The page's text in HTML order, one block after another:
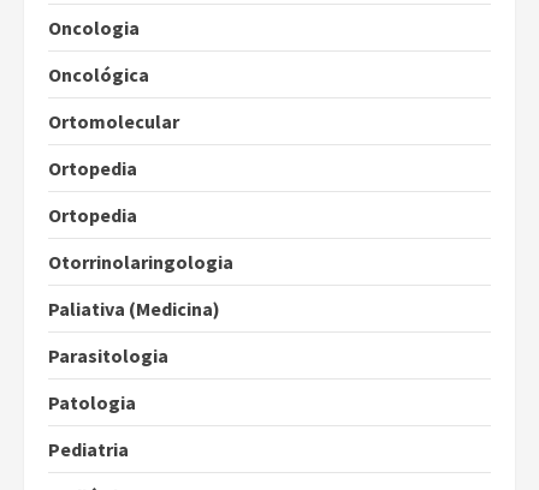
Oncologia
Oncológica
Ortomolecular
Ortopedia
Ortopedia
Otorrinolaringologia
Paliativa (Medicina)
Parasitologia
Patologia
Pediatria